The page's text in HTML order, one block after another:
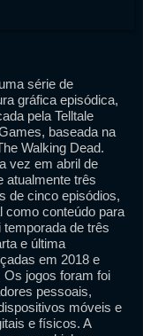
série de
gráfica episódica,
pela Telltale
baseada na
Walking Dead.
vez em abril de
atualmente três
de cinco episódios,
como conteúdo para
de três
e última
em 2018 e
Os jogos foram foi
pessoais,
móveis e
e físicos. A